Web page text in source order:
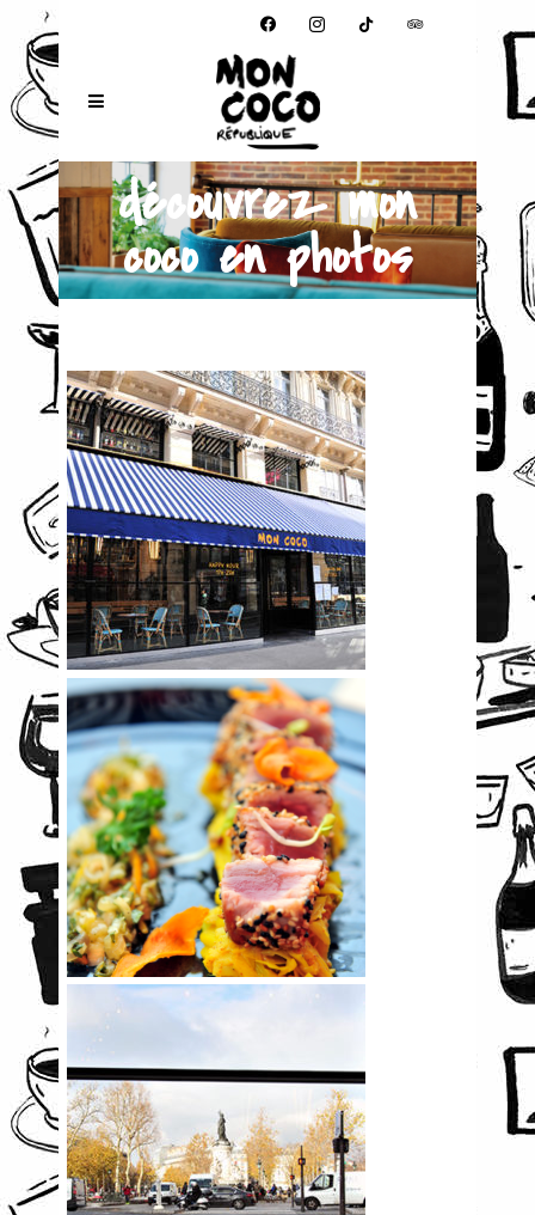
FACEBOOKINSTAGRAM
TIKTOKTRIPADVISOR
découvrez mon
coco en photos